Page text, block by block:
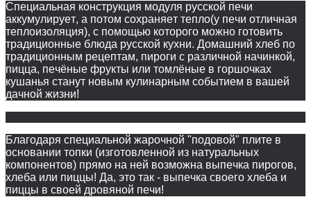
Специальная конструкция модуля русской печи
аккумулирует, а потом сохраняет тепло(у печи отличная
теплоизоляция), с помощью которого можно готовить
традиционные блюда русской кухни. Домашний хлеб по
традиционным рецептам, пироги с различной начинкой,
пицца, печёные фрукты или томлёные в горшочках
кушанья станут новым кулинарным событием в вашей
дачной жизни!
Благодаря специальной жарочной "подовой" плите в
основании топки (изготовленной из натуральных
компонентов) прямо на ней возможна выпечка пирогов,
хлеба или пиццы! Да, это так - выпечка своего хлеба и
пиццы в своей дровяной печи!